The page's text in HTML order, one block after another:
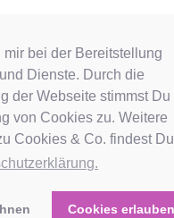
bei der Bereitstellung
Dienste. Durch die
der Webseite stimmst Du
von Cookies zu. Weitere
Cookies & Co. findest
Cookies erlauben